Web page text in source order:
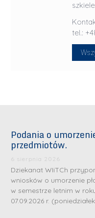
tel.:
Podania o
przedmiotów.
6 sierpnia 2026
Dziekanat WIiTCh
wniosków o umorzenie
w semestrze letnim w
07.09.2026 r.